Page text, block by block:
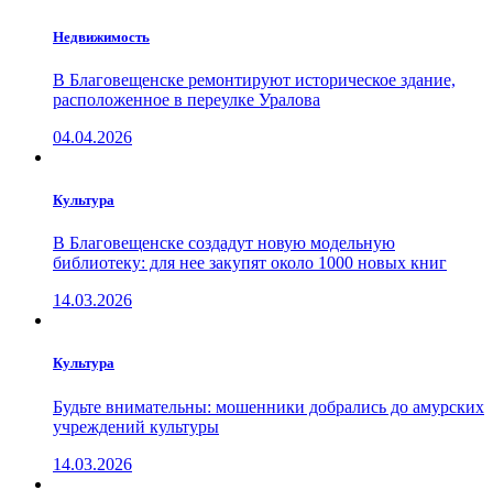
Недвижимость
В Благовещенске ремонтируют историческое здание,
расположенное в переулке Уралова
04.04.2026
Культура
В Благовещенске создадут новую модельную
библиотеку: для нее закупят около 1000 новых книг
14.03.2026
Культура
Будьте внимательны: мошенники добрались до амурских
учреждений культуры
14.03.2026